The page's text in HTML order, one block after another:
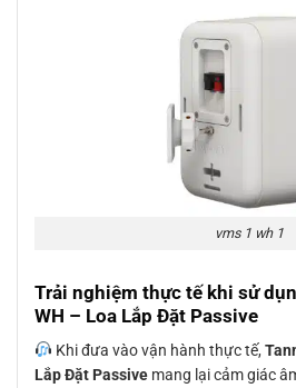
vms 1 wh 1
Trải nghiệm thực tế khi sử
WH – Loa Lắp Đặt Passive
Khi đưa vào vận hành thực tế,
Lắp Đặt Passive mang lại cảm giác